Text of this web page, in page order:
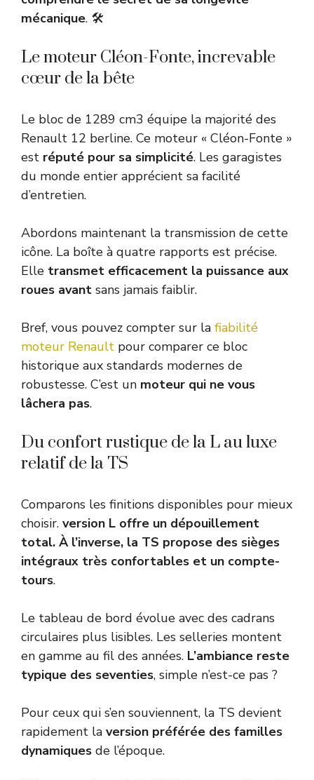
mécanique. 🛠️
Le moteur Cléon-Fonte, increvable
cœur de la bête
Le bloc de 1289 cm3 équipe la majorité des
Renault 12 berline. Ce moteur « Cléon-Fonte »
est réputé pour sa simplicité. Les garagistes
du monde entier apprécient sa facilité
d’entretien.
Abordons maintenant la transmission de cette
icône. La boîte à quatre rapports est précise.
Elle transmet efficacement la puissance aux
roues avant sans jamais faiblir.
Bref, vous pouvez compter sur la fiabilité
moteur Renault pour comparer ce bloc
historique aux standards modernes de
robustesse. C’est un moteur qui ne vous
lâchera pas.
Du confort rustique de la L au luxe
relatif de la TS
Comparons les finitions disponibles pour mieux
choisir. version L offre un dépouillement
total. À l’inverse, la TS propose des sièges
intégraux très confortables et un compte-
tours.
Le tableau de bord évolue avec des cadrans
circulaires plus lisibles. Les selleries montent
en gamme au fil des années. L’ambiance reste
typique des seventies, simple n’est-ce pas ?
Pour ceux qui s’en souviennent, la TS devient
rapidement la version préférée des familles
dynamiques de l’époque.